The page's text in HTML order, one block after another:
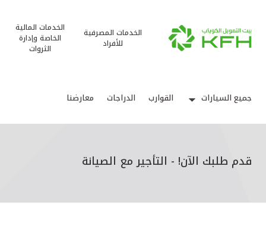
الخدمات المصرفية
للأفراد
الخدمات المالية
الخاصة وإدارة
الثروات
جميع السيارات القوارب الدراجات معارضنا
قدم طلبك الآن! - التأجير مع الصيانة